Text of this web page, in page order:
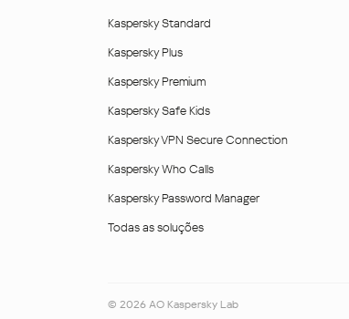
Kaspersky Standard
Kaspersky Plus
Kaspersky Premium
Kaspersky Safe Kids
Kaspersky VPN Secure Connection
Kaspersky Who Calls
Kaspersky Password Manager
Todas as soluções
© 2026 AO Kaspersky Lab